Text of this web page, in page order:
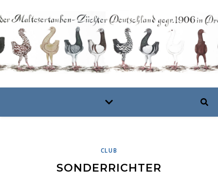
CLUB
SONDERRICHTER